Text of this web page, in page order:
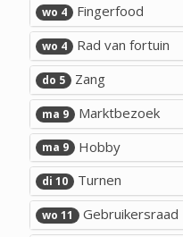
wo 4 Fingerfood
wo 4 Rad van fortuin
do 5 Zang
ma 9 Marktbezoek
ma 9 Hobby
di 10 Turnen
wo 11 Gebruikersraad